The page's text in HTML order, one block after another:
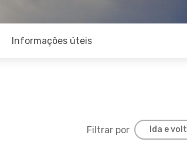
Informações úteis
Filtrar por Ida e